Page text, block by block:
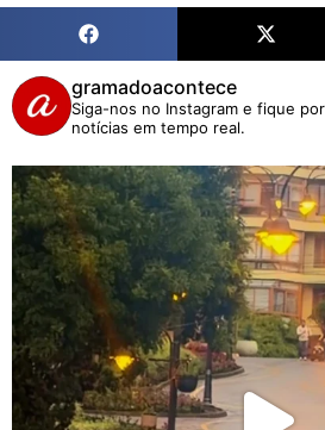
gramadoacontece
Siga-nos no Instagram e fique
notícias em tempo real.